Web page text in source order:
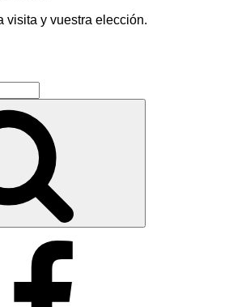
visita y vuestra elección.